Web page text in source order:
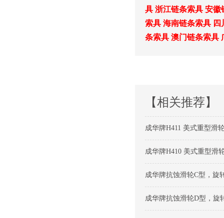
具 浙江链条索具 安徽
索具 海南链条索具 四
条索具 澳门链条索具
【相关推荐】
成华牌H411 美式重型滑
成华牌H410 美式重型滑
成华牌抗蚀滑轮C型，旋
成华牌抗蚀滑轮D型，旋